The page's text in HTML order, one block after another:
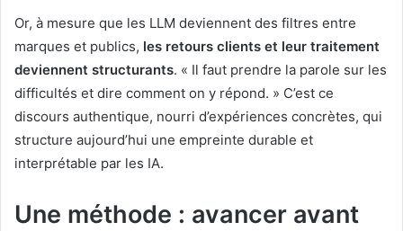
Or, à mesure que les LLM deviennent des filtres entre
marques et publics, les retours clients et leur traitement
deviennent structurants. « Il faut prendre la parole sur les
difficultés et dire comment on y répond. » C’est ce
discours authentique, nourri d’expériences concrètes, qui
structure aujourd’hui une empreinte durable et
interprétable par les IA.
Une méthode : avancer avant